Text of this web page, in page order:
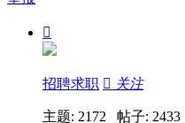

招聘求职  关注
主题: 2172 帖子: 2433